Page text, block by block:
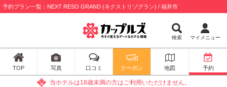
予約プラン一覧：NEXT RESO GRAND (ネクストリゾグラン) / 福井市
検索 マイメニュー
TOP 写真 口コミ クーポン 地図 予約
当ホテルは18歳未満の方はご利用いただけません。